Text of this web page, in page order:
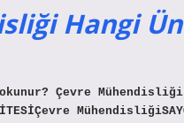
Hangi
Çevre